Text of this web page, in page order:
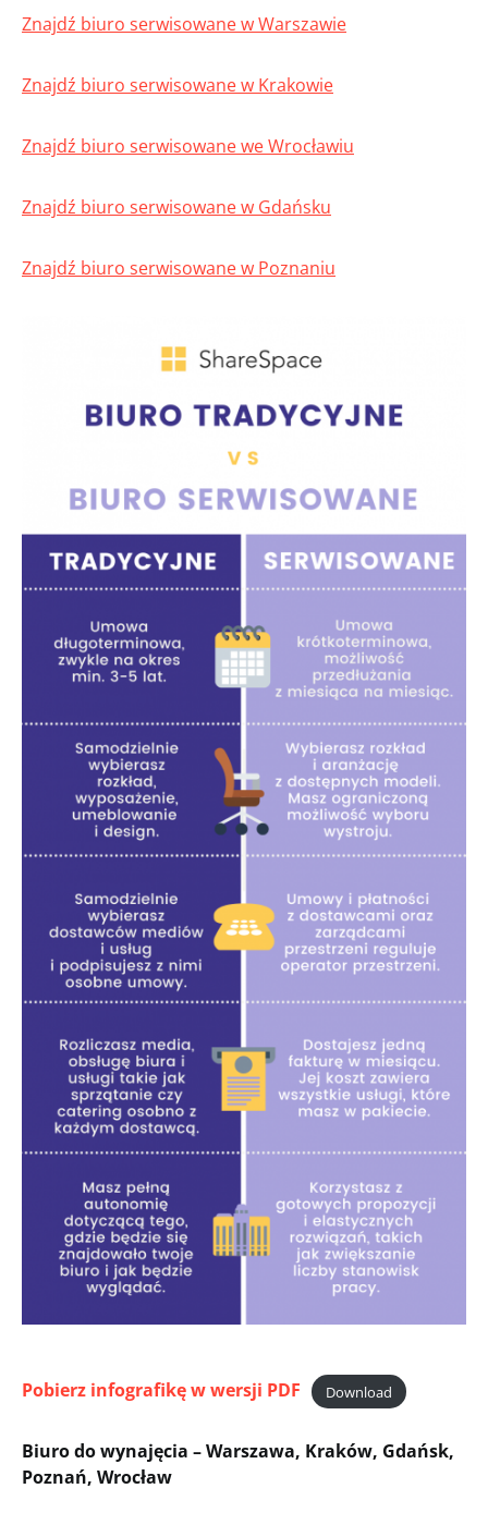
Znajdź biuro serwisowane w Warszawie
Znajdź biuro serwisowane w Krakowie
Znajdź biuro serwisowane we Wrocławiu
Znajdź biuro serwisowane w Gdańsku
Znajdź biuro serwisowane w Poznaniu
Pobierz infografikę w wersji PDF Download
Biuro do wynajęcia – Warszawa, Kraków, Gdańsk,
Poznań, Wrocław